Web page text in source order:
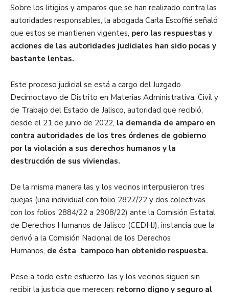
Sobre los litigios y amparos que se han realizado contra las
autoridades responsables, la abogada Carla Escoffié señaló
que estos se mantienen vigentes, pero las respuestas y
acciones de las autoridades judiciales han sido pocas y
bastante lentas.
Este proceso judicial se está a cargo del Juzgado
Decimoctavo de Distrito en Materias Administrativa, Civil y
de Trabajo del Estado de Jalisco, autoridad que recibió,
desde el 21 de junio de 2022, la demanda de amparo en
contra autoridades de los tres órdenes de gobierno
por la violación a sus derechos humanos y la
destrucción de sus viviendas.
De la misma manera las y los vecinos interpusieron tres
quejas (una individual con folio 2827/22 y dos colectivas
con los folios 2884/22 a 2908/22) ante la Comisión Estatal
de Derechos Humanos de Jalisco (CEDHJ), instancia que la
derivó a la Comisión Nacional de los Derechos
Humanos, de ésta tampoco han obtenido respuesta.
Pese a todo este esfuerzo, las y los vecinos siguen sin
recibir la justicia que merecen: retorno digno y seguro al